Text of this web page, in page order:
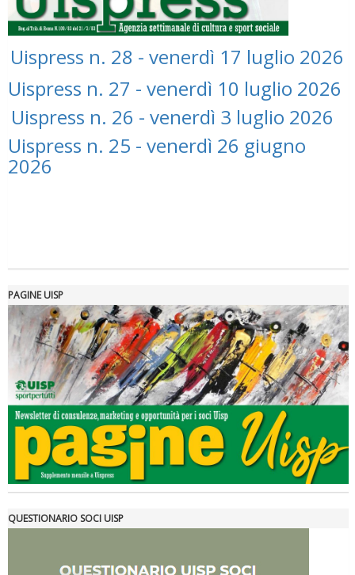
Luglio 2026: "Pensando con i piedi, si possono fare le
rivoluzioni"
Tiziano Pesce a Radio InBlu2000 traccia il bilancio della stagione
Uispress n. 28 - venerdì 17 luglio 2026
Uispress n. 27 - venerdì 10 luglio 2026
Uispress n. 26 - venerdì 3 luglio 2026
Uispress n. 25 - venerdì 26 giugno
2026
PAGINE UISP
QUESTIONARIO SOCI UISP